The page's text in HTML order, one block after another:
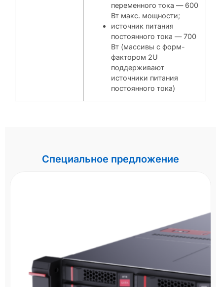
переменного тока — 600
Вт макс. мощности;
источник питания
постоянного тока — 700
Вт (массивы с форм-
фактором 2U
поддерживают
источники питания
постоянного тока)
Специальное предложение